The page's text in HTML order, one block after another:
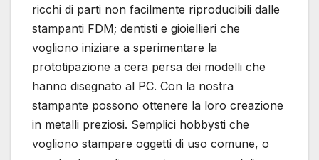
ricchi di parti non facilmente riproducibili dalle
stampanti FDM; dentisti e gioiellieri che
vogliono iniziare a sperimentare la
prototipazione a cera persa dei modelli che
hanno disegnato al PC. Con la nostra
stampante possono ottenere la loro creazione
in metalli preziosi. Semplici hobbysti che
vogliono stampare oggetti di uso comune, o